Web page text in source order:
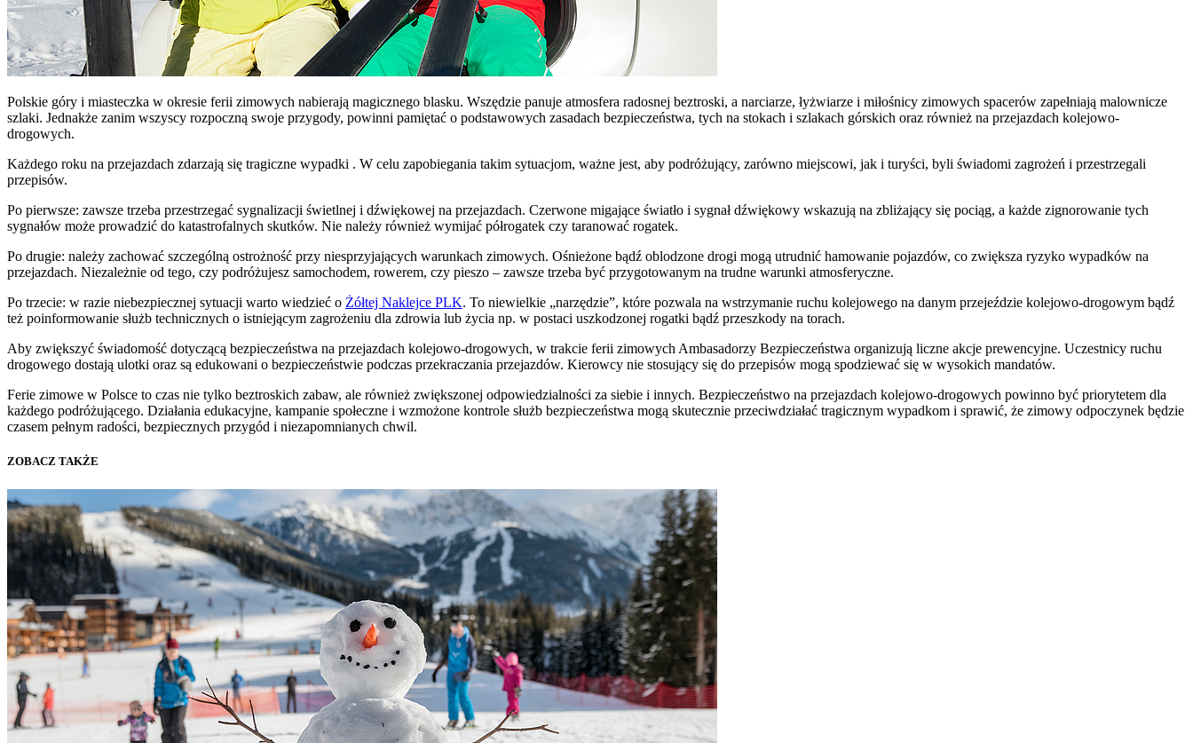
Polskie góry i miasteczka w okresie ferii zimowych nabierają magicznego blasku. Wszędzie panuje atmosfera radosnej beztroski, a narciarze, łyżwiarze i miłośnicy zimowych spacerów zapełniają malownicze
szlaki. Jednakże zanim wszyscy rozpoczną swoje przygody, powinni pamiętać o podstawowych zasadach bezpieczeństwa, tych na stokach i szlakach górskich oraz również na przejazdach kolejowo-
drogowych.
Każdego roku na przejazdach zdarzają się tragiczne wypadki . W celu zapobiegania takim sytuacjom, ważne jest, aby podróżujący, zarówno miejscowi, jak i turyści, byli świadomi zagrożeń i przestrzegali
przepisów.
Po pierwsze: zawsze trzeba przestrzegać sygnalizacji świetlnej i dźwiękowej na przejazdach. Czerwone migające światło i sygnał dźwiękowy wskazują na zbliżający się pociąg, a każde zignorowanie tych
sygnałów może prowadzić do katastrofalnych skutków. Nie należy również wymijać półrogatek czy taranować rogatek.
Po drugie: należy zachować szczególną ostrożność przy niesprzyjających warunkach zimowych. Ośnieżone bądź oblodzone drogi mogą utrudnić hamowanie pojazdów, co zwiększa ryzyko wypadków na
przejazdach. Niezależnie od tego, czy podróżujesz samochodem, rowerem, czy pieszo – zawsze trzeba być przygotowanym na trudne warunki atmosferyczne.
Po trzecie: w razie niebezpiecznej sytuacji warto wiedzieć o Żółtej Naklejce PLK. To niewielkie „narzędzie”, które pozwala na wstrzymanie ruchu kolejowego na danym przejeździe kolejowo-drogowym bądź
też poinformowanie służb technicznych o istniejącym zagrożeniu dla zdrowia lub życia np. w postaci uszkodzonej rogatki bądź przeszkody na torach.
Aby zwiększyć świadomość dotyczącą bezpieczeństwa na przejazdach kolejowo-drogowych, w trakcie ferii zimowych Ambasadorzy Bezpieczeństwa organizują liczne akcje prewencyjne. Uczestnicy ruchu
drogowego dostają ulotki oraz są edukowani o bezpieczeństwie podczas przekraczania przejazdów. Kierowcy nie stosujący się do przepisów mogą spodziewać się w wysokich mandatów.
Ferie zimowe w Polsce to czas nie tylko beztroskich zabaw, ale również zwiększonej odpowiedzialności za siebie i innych. Bezpieczeństwo na przejazdach kolejowo-drogowych powinno być priorytetem dla
każdego podróżującego. Działania edukacyjne, kampanie społeczne i wzmożone kontrole służb bezpieczeństwa mogą skutecznie przeciwdziałać tragicznym wypadkom i sprawić, że zimowy odpoczynek będzie
czasem pełnym radości, bezpiecznych przygód i niezapomnianych chwil.
ZOBACZ TAKŻE